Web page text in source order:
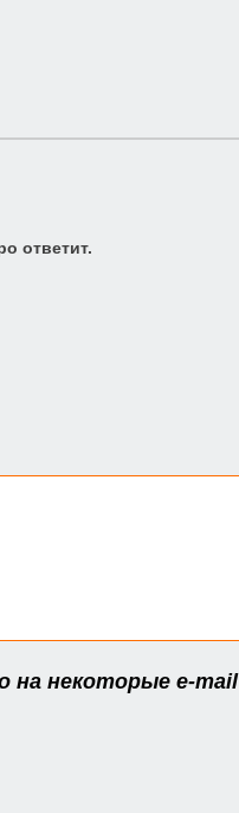
ответит.
на некоторые e-mail